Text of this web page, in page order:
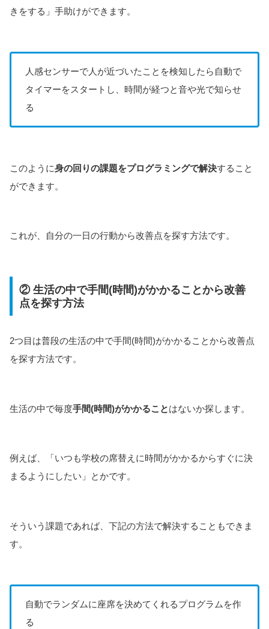
きをする」手助けができます。
人感センサーで人が近づいたことを検知したら自動で
タイマーをスタートし、時間が経つと音や光で知らせ
る
このように身の回りの課題をプログラミングで解決すること
ができます。
これが、自分の一日の行動から改善点を探す方法です。
② 生活の中で手間(時間)がかかることから改善
点を探す方法
2つ目は普段の生活の中で手間(時間)がかかることから改善点
を探す方法です。
生活の中で毎度手間(時間)がかかることはないか探します。
例えば、「いつも学校の席替えに時間がかかるからすぐに決
まるようにしたい」とかです。
そういう課題であれば、下記の方法で解決することもできま
す。
自動でランダムに座席を決めてくれるプログラムを作
る